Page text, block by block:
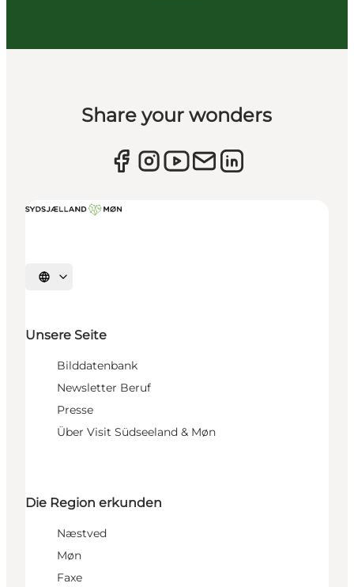
Share your wonders
Sprache auswählen
Unsere Seite
Bilddatenbank
Newsletter Beruf
Presse
Über Visit Südseeland & Møn
Die Region erkunden
Næstved
Møn
Faxe